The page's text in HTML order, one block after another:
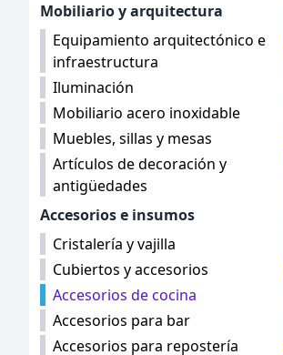
Mobiliario y arquitectura
Equipamiento arquitectónico e
infraestructura
Iluminación
Mobiliario acero inoxidable
Muebles, sillas y mesas
Artículos de decoración y
antigüedades
Accesorios e insumos
Cristalería y vajilla
Cubiertos y accesorios
Accesorios de cocina
Accesorios para bar
Accesorios para repostería